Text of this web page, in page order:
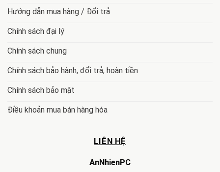
Hướng dẫn mua hàng / Đổi trả
Chính sách đại lý
Chính sách chung
Chính sách bảo hành, đổi trả, hoàn tiền
Chính sách bảo mật
Điều khoản mua bán hàng hóa
LIÊN HỆ
AnNhienPC